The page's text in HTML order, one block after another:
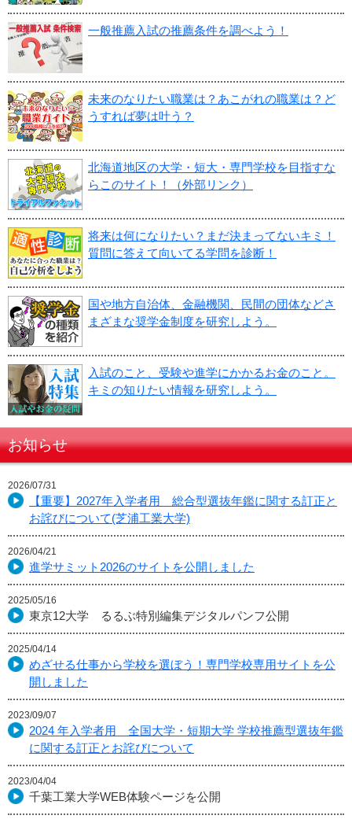
一般推薦入試の推薦条件を調べよう！
未来のなりたい職業は？あこがれの職業は？ど
うすれば夢は叶う？
北海道地区の大学・短大・専門学校を目指すな
らこのサイト！（外部リンク）
将来は何になりたい？まだ決まってないキミ！
質問に答えて向いてる学問を診断！
国や地方自治体、金融機関、民間の団体などさ
まざまな奨学金制度を研究しよう。
入試のこと、受験や進学にかかるお金のこと。
キミの知りたい情報を研究しよう。
お知らせ
2026/07/31
【重要】2027年入学者用 総合型選抜年鑑に関する訂正と
お詫びについて(芝浦工業大学)
2026/04/21
進学サミット2026のサイトを公開しました
2025/05/16
東京12大学 るるぶ特別編集デジタルパンフ公開
2025/04/14
めざせる仕事から学校を選ぼう！専門学校専用サイトを公
開しました
2023/09/07
2024 年入学者用 全国大学・短期大学 学校推薦型選抜年鑑
に関する訂正とお詫びについて
2023/04/04
千葉工業大学WEB体験ページを公開